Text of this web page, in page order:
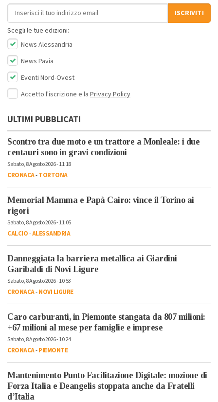
Indirizzo email
ISCRIVITI
Scegli le tue edizioni:
News Alessandria
News Pavia
Eventi Nord-Ovest
Accetto l'iscrizione e la Privacy Policy
ULTIMI PUBBLICATI
Scontro tra due moto e un trattore a Monleale: i due
centauri sono in gravi condizioni
Sabato, 8 Agosto 2026 - 11:18
CRONACA-TORTONA
Memorial Mamma e Papà Cairo: vince il Torino ai
rigori
Sabato, 8 Agosto 2026 - 11:05
CALCIO-ALESSANDRIA
Danneggiata la barriera metallica ai Giardini
Garibaldi di Novi Ligure
Sabato, 8 Agosto 2026 - 10:53
CRONACA-NOVI LIGURE
Caro carburanti, in Piemonte stangata da 807 milioni:
+67 milioni al mese per famiglie e imprese
Sabato, 8 Agosto 2026 - 10:24
CRONACA-PIEMONTE
Mantenimento Punto Facilitazione Digitale: mozione di
Forza Italia e Deangelis stoppata anche da Fratelli
d’Italia